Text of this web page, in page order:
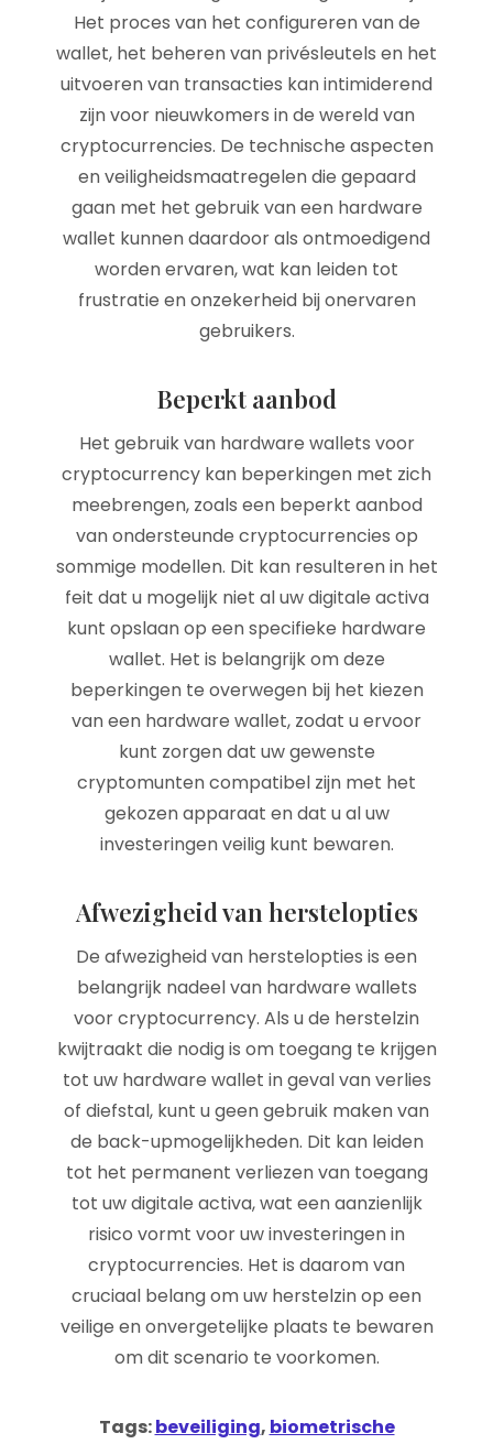
Het proces van het configureren van de
wallet, het beheren van privésleutels en het
uitvoeren van transacties kan intimiderend
zijn voor nieuwkomers in de wereld van
cryptocurrencies. De technische aspecten
en veiligheidsmaatregelen die gepaard
gaan met het gebruik van een hardware
wallet kunnen daardoor als ontmoedigend
worden ervaren, wat kan leiden tot
frustratie en onzekerheid bij onervaren
gebruikers.
Beperkt aanbod
Het gebruik van hardware wallets voor
cryptocurrency kan beperkingen met zich
meebrengen, zoals een beperkt aanbod
van ondersteunde cryptocurrencies op
sommige modellen. Dit kan resulteren in het
feit dat u mogelijk niet al uw digitale activa
kunt opslaan op een specifieke hardware
wallet. Het is belangrijk om deze
beperkingen te overwegen bij het kiezen
van een hardware wallet, zodat u ervoor
kunt zorgen dat uw gewenste
cryptomunten compatibel zijn met het
gekozen apparaat en dat u al uw
investeringen veilig kunt bewaren.
Afwezigheid van herstelopties
De afwezigheid van herstelopties is een
belangrijk nadeel van hardware wallets
voor cryptocurrency. Als u de herstelzin
kwijtraakt die nodig is om toegang te krijgen
tot uw hardware wallet in geval van verlies
of diefstal, kunt u geen gebruik maken van
de back-upmogelijkheden. Dit kan leiden
tot het permanent verliezen van toegang
tot uw digitale activa, wat een aanzienlijk
risico vormt voor uw investeringen in
cryptocurrencies. Het is daarom van
cruciaal belang om uw herstelzin op een
veilige en onvergetelijke plaats te bewaren
om dit scenario te voorkomen.
Tags:beveiliging, biometrische